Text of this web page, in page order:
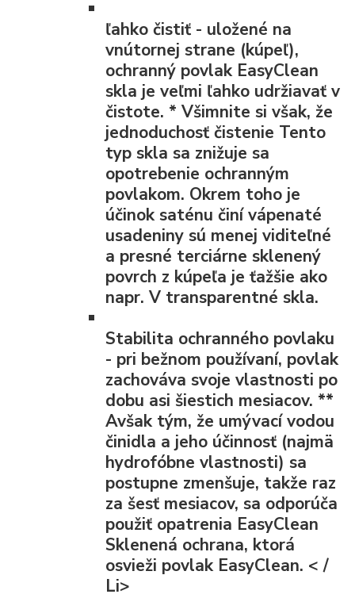
ľahko čistiť - uložené na
vnútornej strane (kúpeľ),
ochranný povlak EasyClean
skla je veľmi ľahko udržiavať v
čistote. *Všimnite si však, že
jednoduchosť čistenie Tento
typ skla sa znižuje sa
opotrebenie ochranným
povlakom. Okrem toho je
účinok saténu činí vápenaté
usadeniny sú menej viditeľné
a presné terciárne sklenený
povrch z kúpeľa je ťažšie ako
napr. V transparentné skla.
Stabilita ochranného povlaku
- pri bežnom používaní, povlak
zachováva svoje vlastnosti po
dobu asi šiestich mesiacov. **
Avšak tým, že umývací vodou
činidla a jeho účinnosť (najmä
hydrofóbne vlastnosti) sa
postupne zmenšuje, takže raz
za šesť mesiacov, sa odporúča
použiť opatrenia EasyClean
Sklenená ochrana, ktorá
osvieži povlak EasyClean. < /
Li>